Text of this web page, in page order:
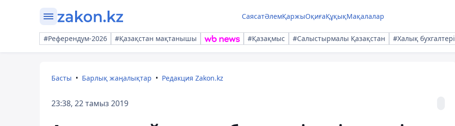
СаясатӘлемҚаржыОқиғаҚұқықМақалалар
#Референдум-2026 #Қазақстан мақтанышы #Қазақмыс #Салыстырмалы Қазақстан #Халық бухгалтері
Басты Барлық жаңалықтар Редакция Zakon.kz
23:38, 22 тамыз 2019